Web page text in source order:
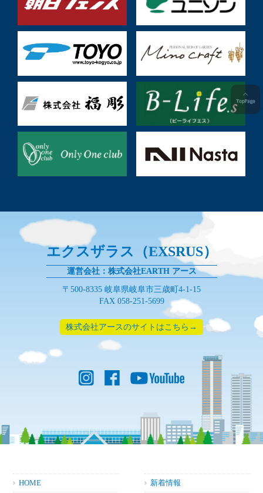
エクスザラス（EXSRUS）
運営会社：株式会社EARTH アース
〒500-8335 岐阜県岐阜市三歳町4-1-15
FAX 058-251-5699
株式会社アースのサイトはこちら→
HOME 新着情報